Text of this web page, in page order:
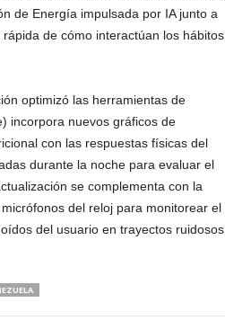
de Energía impulsada por IA junto a
de cómo interactúan los hábitos
optimizó las herramientas de
incorpora nuevos gráficos de
con las respuestas físicas del
durante la noche para evaluar el
se complementa con la
del reloj para monitorear el
del usuario en trayectos ruidosos